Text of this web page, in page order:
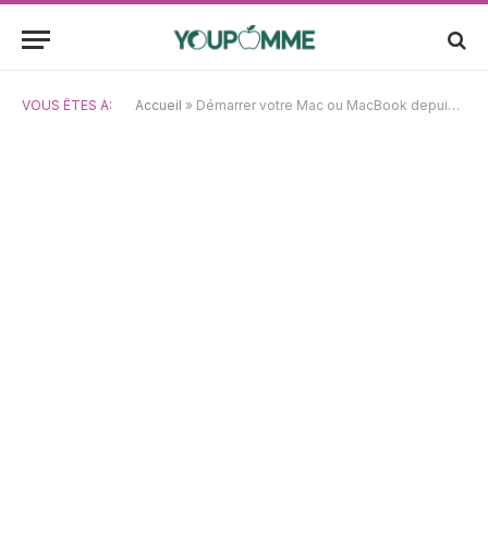
VOUS ÊTES À: Accueil » Démarrer votre Mac ou MacBook depuis une clé USB sous Sonoma : un guide de dépannage 2024